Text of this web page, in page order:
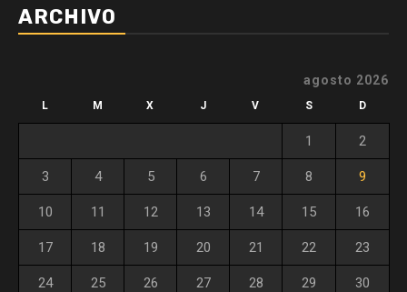
ARCHIVO
agosto 2026
L M X J V S D
1 2
3 4 5 6 7 8 9
10 11 12 13 14 15 16
17 18 19 20 21 22 23
24 25 26 27 28 29 30